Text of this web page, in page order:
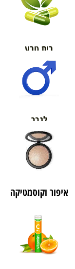
בית טבע
לגבר
איפור וקוסמטיקה